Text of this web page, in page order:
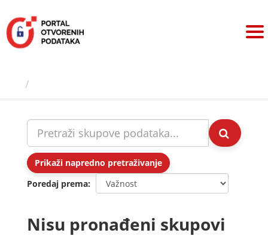
sadržaj
Prikaži napredno pretraživanje
Poredaj prema
Nisu pronađeni skupovi